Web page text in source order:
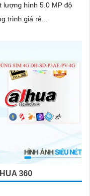
lượng hình 5.0 MP độ
cho công trình giá rẻ...
360